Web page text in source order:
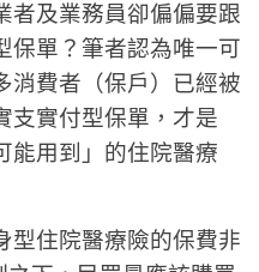
者及業務員卻偏偏要跟
保單？筆者認為唯一可
消費者（保戶）已經被
支實付型保單，才是
能用到」的住院醫療
型住院醫療險的保費非